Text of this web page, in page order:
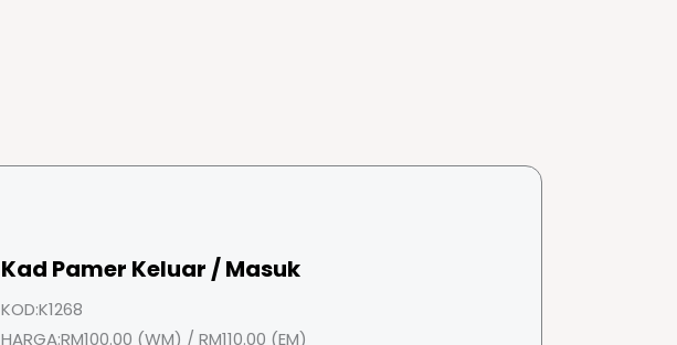
Kad Pamer Keluar / Masuk
KOD:K1268
HARGA:RM100.00 (WM) / RM110.00 (EM)